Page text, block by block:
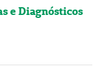
e Diagnósticos